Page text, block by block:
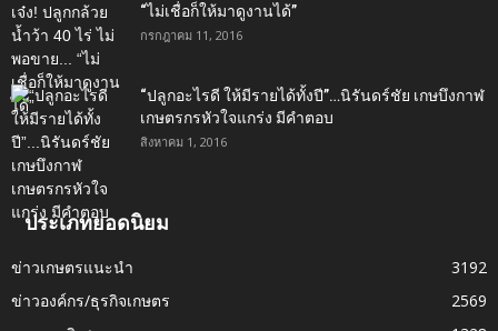
“ไม่เชื่อก็ให้มาดูงานได้”‬
กรกฎาคม 11, 2016
“ปลูกอะไรดี ให้มีรายได้ทั้งปี”…นิรันดร์ชัย เกษบึงกาฬ
เกษตรกรหัวใจแกร่ง มีคำตอบ
สิงหาคม 1, 2016
ประเภทยอดนิยม
ข่าวเกษตรแนะนำ
3192
ข่าวองค์กร/ธุรกิจเกษตร
2569